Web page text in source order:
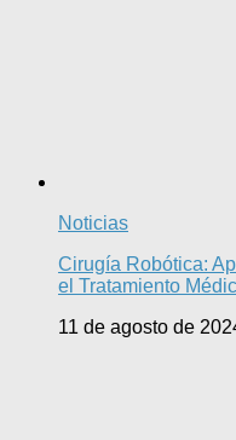
Noticias
Cirugía Robótica:
el Tratamiento
11 de agosto de